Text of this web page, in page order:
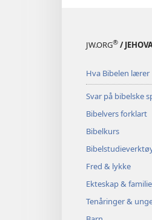
JW.ORG® /
Hva Bibelen lærer
Svar på bibelske
Bibelvers forklart
Bibelkurs
Fred & lykke
Ekteskap & familie
Tenåringer &